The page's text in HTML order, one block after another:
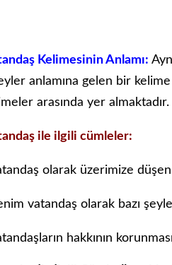
Kelimesinin Anlamı:
anlamına gelen bir kelime
arasında yer almaktadır.
ile ilgili cümleler:
olarak üzerimize
vatandaş olarak bazı
hakkının